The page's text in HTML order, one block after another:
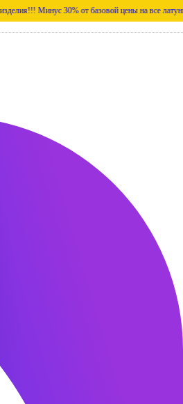
Минус 30% от базовой цены на все латунные